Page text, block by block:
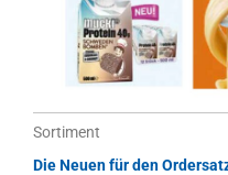
Sortiment
Die Neuen für den